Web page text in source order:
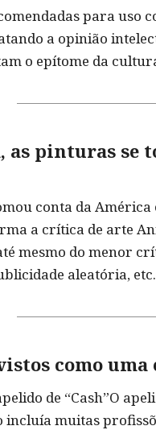
para uso
a opinião
o epítome da
as pinturas se
conta da
a crítica de arte
mesmo do menor
aleatória,
como
de “Cash”O
muitas